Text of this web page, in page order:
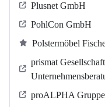
Plusnet GmbH
PohlCon GmbH
Polstermöbel
prismat
proALPHA Gruppe